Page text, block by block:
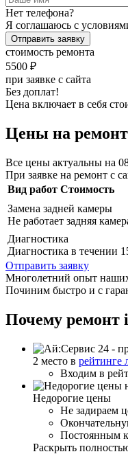
Нет телефона?
Я соглашаюсь с
Отправить заявку
стоимость ремонта
5500 ₽
при заявке с сайта
Без доплат!
Цена включает в себя
Цены на ремонт
Все цены актуальны на
При заявке на ремонт с
Вид работ Стоимость
Замена задней камеры
Не работает задняя
Диагностика
Диагностика в течении
Отправить заявку
Многолетний опыт
Починим быстро и с
Почему ремонт
2 место в
Входим в
Недорогие цены
Не задираем
Постоянным
Раскрыть